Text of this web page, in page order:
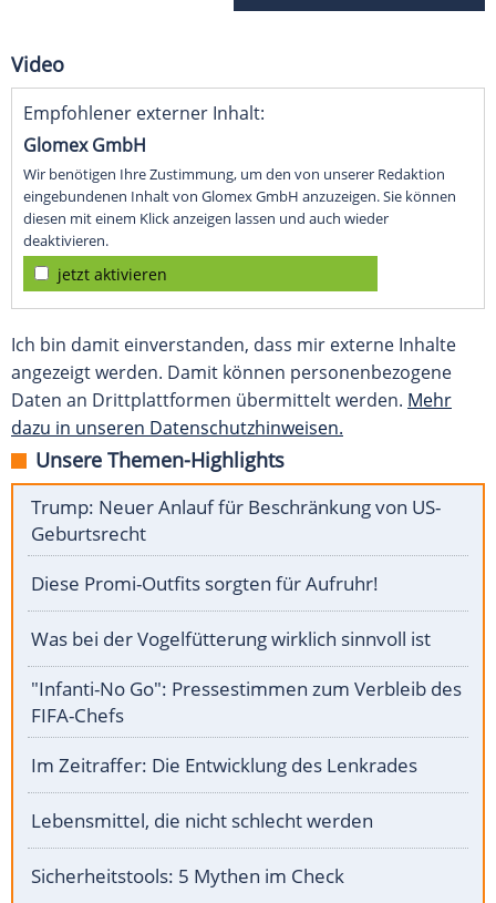
Video
Empfohlener externer Inhalt:
Glomex GmbH
Wir benötigen Ihre Zustimmung, um den von unserer Redaktion
eingebundenen Inhalt von Glomex GmbH anzuzeigen. Sie können
diesen mit einem Klick anzeigen lassen und auch wieder
deaktivieren.
jetzt aktivieren
Ich bin damit einverstanden, dass mir externe Inhalte
angezeigt werden. Damit können personenbezogene
Daten an Drittplattformen übermittelt werden. Mehr
dazu in unseren Datenschutzhinweisen.
Unsere Themen-Highlights
Trump: Neuer Anlauf für Beschränkung von US-
Geburtsrecht
Diese Promi-Outfits sorgten für Aufruhr!
Was bei der Vogelfütterung wirklich sinnvoll ist
"Infanti-No Go": Pressestimmen zum Verbleib des
FIFA-Chefs
Im Zeitraffer: Die Entwicklung des Lenkrades
Lebensmittel, die nicht schlecht werden
Sicherheitstools: 5 Mythen im Check